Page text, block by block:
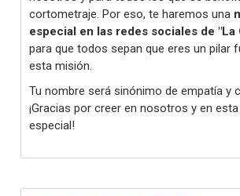
cortometraje. Por eso, te haremos una
especial en las redes sociales de "La
para que todos sepan que eres un pilar
esta misión.
Tu nombre será sinónimo de empatía y
¡Gracias por creer en nosotros y en
especial!